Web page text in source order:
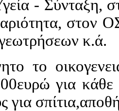
- Σύνταξη,
στον
γεωτρήσεων κ.ά.
το
για
για